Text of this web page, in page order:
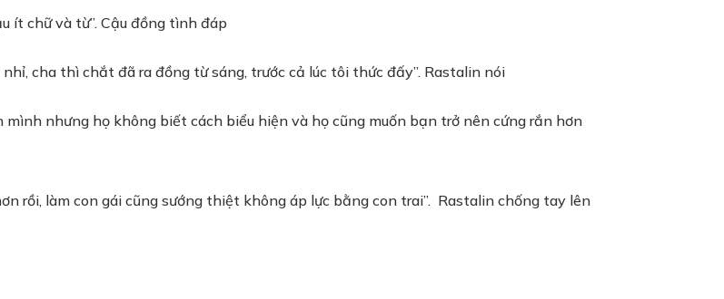
ít chữ và từ”. Cậu đồng tình đáp
cha thì chắt đã ra đồng từ sáng, trước cả lúc tôi thức đấy”. Rastalin nói
nhưng họ không biết cách biểu hiện và họ cũng muốn bạn trở nên cứng rắn hơn
rồi, làm con gái cũng sướng thiệt không áp lực bằng con trai”. Rastalin chống tay lên